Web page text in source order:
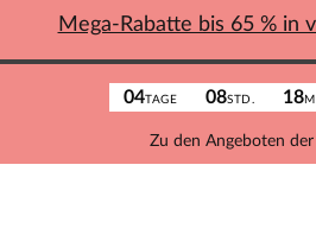
04TAGE 08STD. 18
Zu den Angeboten
Mega-Rabatte bis 65 % in